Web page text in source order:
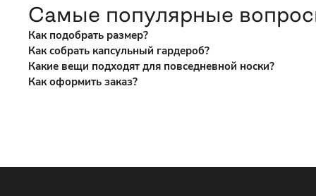
Самые популярные
Как подобрать размер?
Как собрать капсульный гардероб?
Какие вещи подходят для повседневной носки?
Как оформить заказ?